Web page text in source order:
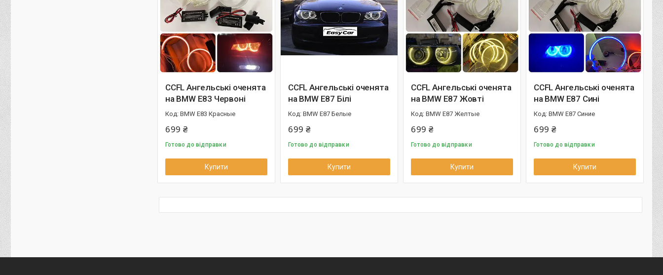
CCFL Ангельські оченята
на BMW E83 Червоні
BMW E83 Красные
699 ₴
Готово до відправки
Купити
CCFL Ангельські оченята
на BMW E87 Білі
BMW E87 Белые
699 ₴
Готово до відправки
Купити
CCFL Ангельські оченята
на BMW E87 Жовті
BMW E87 Желтые
699 ₴
Готово до відправки
Купити
CCFL Ангельські оченята
на BMW E87 Сині
BMW E87 Синие
699 ₴
Готово до відправки
Купити